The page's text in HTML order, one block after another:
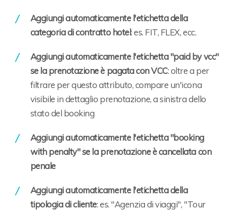
Aggiungi automaticamente l'etichetta della
categoria di contratto hotel: es. FIT, FLEX, ecc.
Aggiungi automaticamente l'etichetta "paid by vcc"
se la prenotazione è pagata con VCC: oltre a per
filtrare per questo attributo, compare un'icona
visibile in dettaglio prenotazione, a sinistra dello
stato del booking
Aggiungi automaticamente l'etichetta "booking
with penalty" se la prenotazione è cancellata con
penale
Aggiungi automaticamente l'etichetta della
tipologia di cliente: es. "Agenzia di viaggi", "Tour